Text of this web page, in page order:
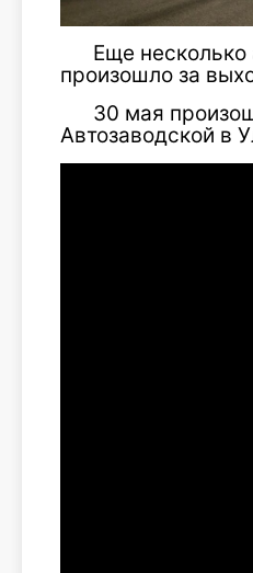
Еще несколько
произошло за
30 мая
Автозаводской в